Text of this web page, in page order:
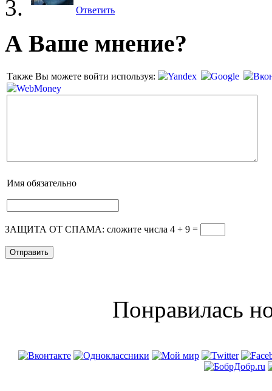
Ответить
А Ваше мнение?
Также Вы можете войти используя:
Имя обязательно
ЗАЩИТА ОТ СПАМА: сложите числа 4 + 9 =
Понравилась